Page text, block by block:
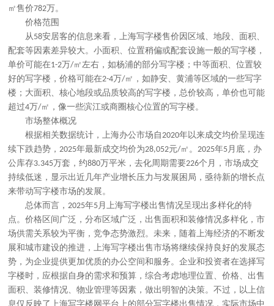
㎡售价782万。
价格范围
从 58安居客的信息来看，上海写字楼售价因区域、地段、面积、
配套等因素差异较大。小面积、位置稍偏或配套设施一般的写字楼，
单价可能在1-2万/㎡左右，如杨浦的部分写字楼；中等面积、位置较
好的写字楼，价格可能在2-4万/㎡，如静安、黄浦等区域的一些写字
楼；大面积、核心地段或品质较高的写字楼，总价较高，单价也可能
超过4万/㎡，像一些滨江或商圈核心位置的写字楼。
市场整体概况
根据相关数据统计，上海办公市场自2020年以来成交均价呈现连
续下跌趋势， 2025年最新成交均价为28,052元/㎡。 2025年5 月底，办
公库存3.345万套，约880万平米，去化周期需要226个月，市场成交
持续低迷，显示出近几年产业增长压力与发展困局，亟待新的增长点
来带动写字楼市场的发展。
总体而言， 2025年5 月上海写字楼出售情况呈现出多样化的特
点。价格区间广泛，分布区域广泛， 出售 面积和装修情况多样化，市
场供需关系较为平衡，竞争态势激烈。未来，随着上海经济的不断发
展和城市建设的推进，
上海写字楼出售市场将继续保持良好的发展态
势，为企业提供更加优质的办公空间和服务。企业和投资者在选择写
字楼时，应根据自身的需求和预算，综合考虑地理位置、价格、 出售
面积、装修情况、物业管理等因素，做出明智的决策。不过，以上信
息仅反映了 上海写字楼网平台上的部分写字楼出售情况，实际市场中